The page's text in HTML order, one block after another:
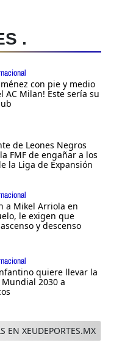
.
con pie y medio
AC Milan! Este sería su
de Leones Negros
FMF de engañar a los
la Liga de Expansión
a Mikel Arriola en
le exigen que
y descenso
quiere llevar la
2030 a
EN XEUDEPORTES.MX